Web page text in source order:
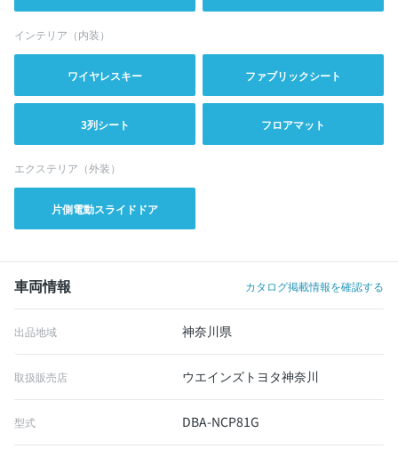
インテリア（内装）
ワイヤレスキー ファブリックシート
3列シート フロアマット
エクステリア（外装）
片側電動スライドドア
車両情報 カタログ掲載情報を確認する
出品地域 神奈川県
取扱販売店 ウエインズトヨタ神奈川
型式 DBA-NCP81G